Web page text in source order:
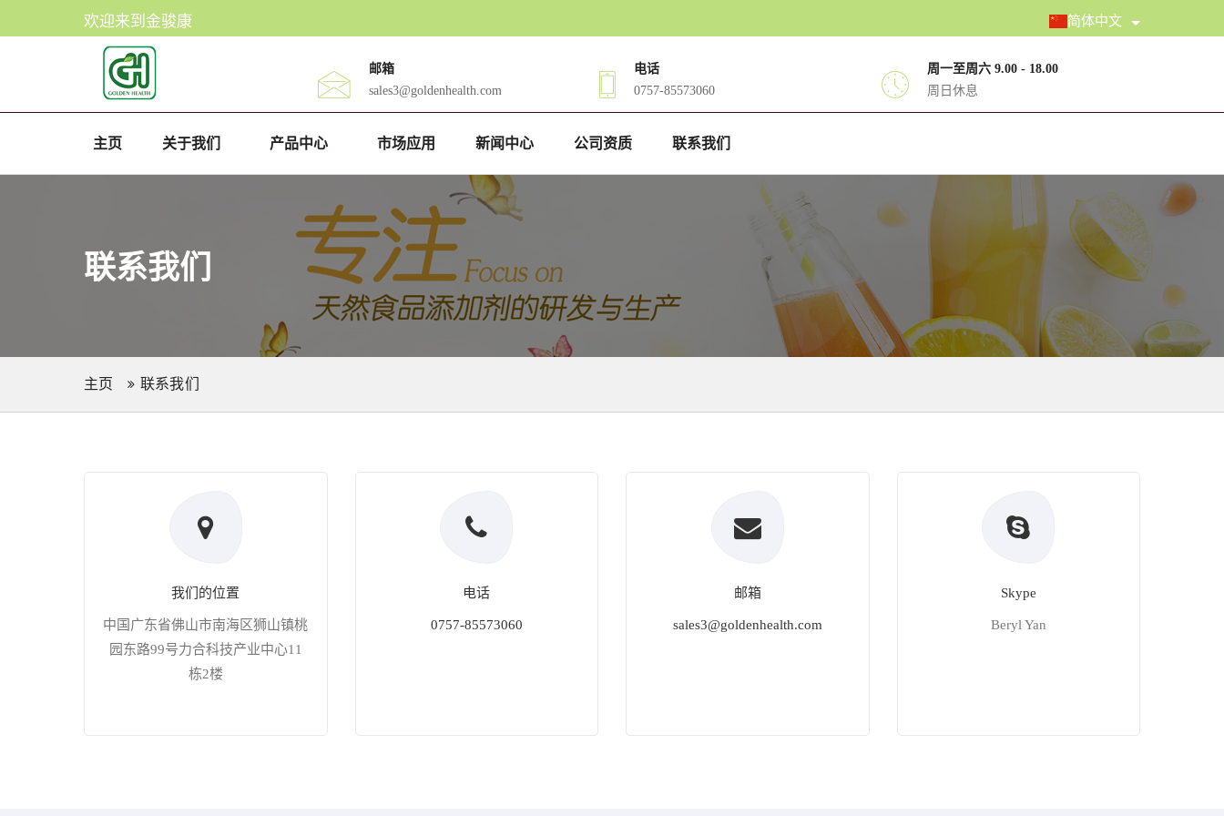
欢迎来到金骏康 简体中文
邮箱
sales3@goldenhealth.com
电话
0757-85573060
周一至周六 9.00 - 18.00
周日休息
主页 关于我们 产品中心 市场应用 新闻中心 公司资质 联系我们
联系我们
主页 联系我们
我们的位置
中国广东省佛山市南海区狮山镇桃
园东路99号力合科技产业中心11
栋2楼
电话
0757-85573060
邮箱
sales3@goldenhealth.com
Skype
Beryl Yan